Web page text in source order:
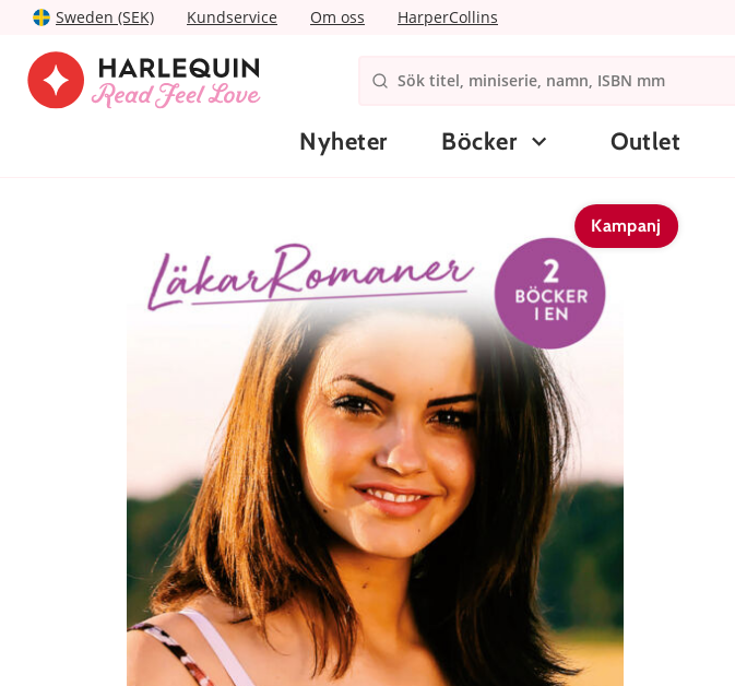
Sweden (SEK) Kundservice Om oss HarperCollins
Nyheter Böcker Outlet
Kampanj